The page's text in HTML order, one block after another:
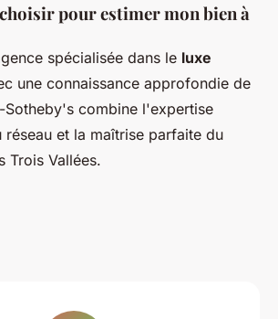
pour estimer mon bien à
spécialisée dans le luxe
une connaissance approfondie de
Sotheby's combine l'expertise
réseau et la maîtrise parfaite du
Trois Vallées.